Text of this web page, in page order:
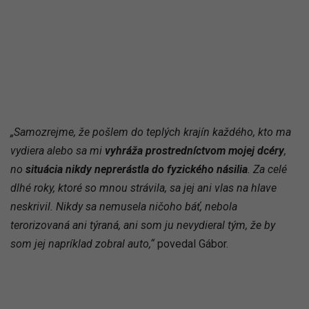
„Samozrejme, že pošlem do teplých krajín každého, kto ma
vydiera alebo sa mi vyhráža prostredníctvom mojej dcéry,
no situácia nikdy neprerástla do fyzického násilia . Za celé
dlhé roky, ktoré so mnou strávila, sa jej ani vlas na hlave
neskrivil. Nikdy sa nemusela ničoho báť, nebola
terorizovaná ani týraná, ani som ju nevydieral tým, že by
som jej napríklad zobral auto,“ povedal Gábor.